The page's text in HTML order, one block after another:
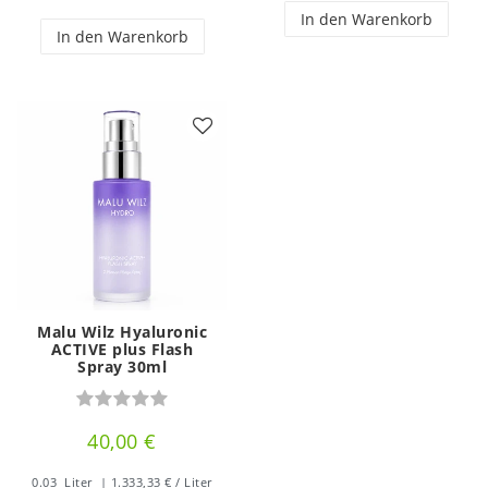
In den Warenkorb
In den Warenkorb
Malu Wilz Hyaluronic
ACTIVE plus Flash
Spray 30ml
40,00 €
0.03 Liter | 1.333,33 € / Liter